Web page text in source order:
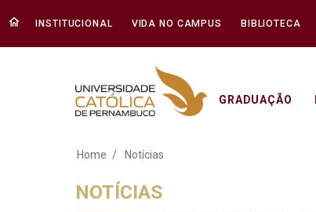
INSTITUCIONAL VIDA NO CAMPUS BIBLIOTECA
GRADUAÇÃO
Notícias - Unicap
Home Notícias
NOTÍCIAS